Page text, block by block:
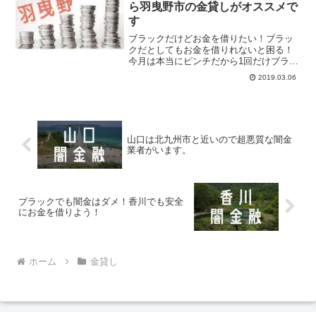
ら羽曳野市の金貸しがオススメで
す
ブラックだけどお金を借りたい！ブラッ
クだとしてもお金を借りれないと困る！
今月は本当にピンチだから1回だけブラッ
クの俺を助けてほしい！そんな方たちを
応援します。当サイトが紹介している個
2019.03.06
山口は北九州市と近いので超悪質な闇金
業者がいます。
ブラックでも闇金はダメ！香川でも安全
にお金を借りよう！
ホーム 金貸し